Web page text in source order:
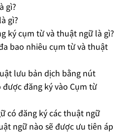
gì?
gì?
ký cụm từ và thuật ngữ là gì?
bao nhiêu cụm từ và thuật
lưu bản dịch bằng nút
được đăng ký vào Cụm từ
có đăng ký các thuật ngữ
ngữ nào sẽ được ưu tiên áp